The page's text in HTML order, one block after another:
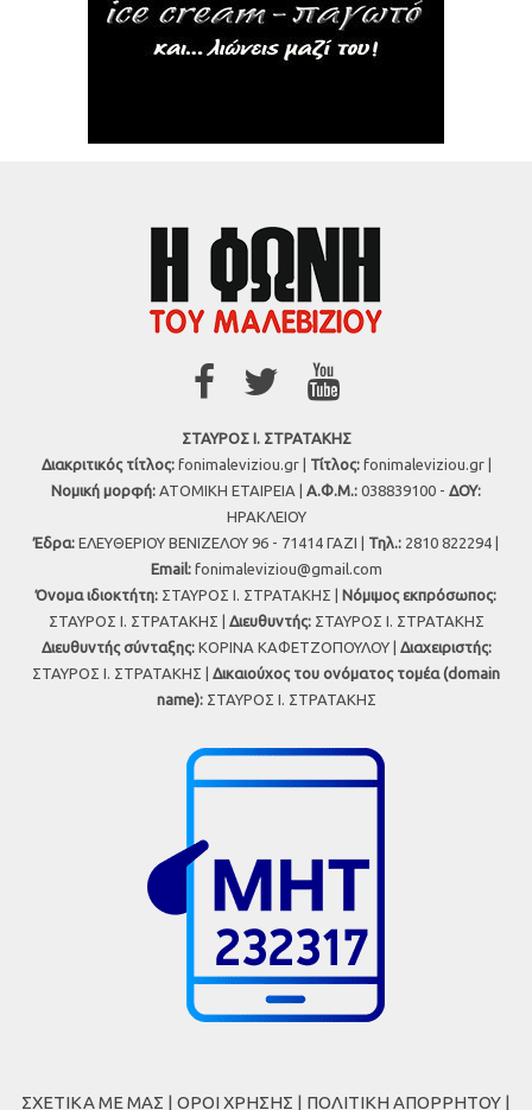
ΣΤΑΥΡΟΣ Ι. ΣΤΡΑΤΑΚΗΣ
Διακριτικός τίτλος:fonimaleviziou.gr | Τίτλος:fonimaleviziou.gr |
Νομική μορφή: ΑΤΟΜΙΚΗ ΕΤΑΙΡΕΙΑ | Α.Φ.Μ.: 038839100 - ΔΟΥ:
ΗΡΑΚΛΕΙΟΥ
Έδρα: ΕΛΕΥΘΕΡΙΟΥ ΒΕΝΙΖΕΛΟΥ 96 - 71414 ΓΑΖΙ | Τηλ.: 2810 822294 |
Εmail: fonimaleviziou@gmail.com
Όνομα ιδιοκτήτη: ΣΤΑΥΡΟΣ Ι. ΣΤΡΑΤΑΚΗΣ | Νόμιμος εκπρόσωπος:
ΣΤΑΥΡΟΣ Ι. ΣΤΡΑΤΑΚΗΣ | Διευθυντής:ΣΤΑΥΡΟΣ Ι. ΣΤΡΑΤΑΚΗΣ
Διευθυντής σύνταξης:ΚΟΡΙΝΑ ΚΑΦΕΤΖΟΠΟΥΛΟΥ | Διαχειριστής:
ΣΤΑΥΡΟΣ Ι. ΣΤΡΑΤΑΚΗΣ | Δικαιούχος του ονόματος τομέα (domain
name):ΣΤΑΥΡΟΣ Ι. ΣΤΡΑΤΑΚΗΣ
ΣΧΕΤΙΚΑ ΜΕ ΜΑΣ | ΟΡΟΙ ΧΡΗΣΗΣ | ΠΟΛΙΤΙΚΗ ΑΠΟΡΡΗΤΟΥ |